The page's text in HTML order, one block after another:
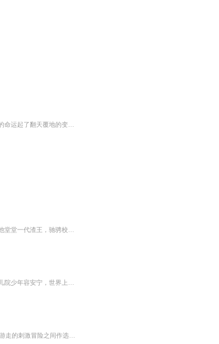
一个人见人欺的十六岁高一学生，在一天，一条马路上，扶了一个盲人老头过马路，从此他的命运起了翻天覆地的变化，经过不断的努力再加上不错的运气，成立了自己的帮派，并让它一天一天壮大起来，在事业丰收的同时，当然爱情也接蹱而至，虽然是个小辣椒，但毕竟是自己最爱的人。 人生究竟应该如何，不会有人知道，不过只要在死的时候，能对自己说一声：我活过。 那就够了！ 这就是人生。 本故事纯属虚构，切无对号入座，如有雷同，实乃巧合。 更重要的是，切无模仿！切记！切记！
许野接受了自己从书里穿出来这件事后，对突然继承了天才学神人设这件事表示有点上火。他堂堂一代渣王，驰骋校园十一年，学神？nonono，请叫我学渣。小学渣不爱科研，不想当教授，只想混在大学球场争当全校最帅的崽！女生：天！这是哪个专业的小学弟？知情...
内容介绍：它流浪许久，没有感受过温情，刚被融化的心却遭遇不测，再醒来时已重生成孤儿院少年容安宁，世界上没有那只住在垃圾桶边的白色流浪猫了，你还会记得我吗？还会带我回家吗？
无限流+一人一猫走天下+灵异+游戏内容简介 如果让你在平凡到无趣的安逸生活和在死亡边游走的刺激冒险之间作选择，你会选哪个？ 在漫长的安逸生活中，唐欣无数次问过自己这个问题，她的回答只有一个，那就是安逸的生活。 在没有经历过濒临死亡的恐惧...